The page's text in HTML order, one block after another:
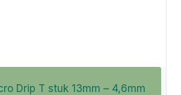
Drip T stuk 13mm – 4,6mm